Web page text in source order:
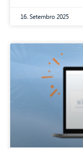
16. Setembro 2025